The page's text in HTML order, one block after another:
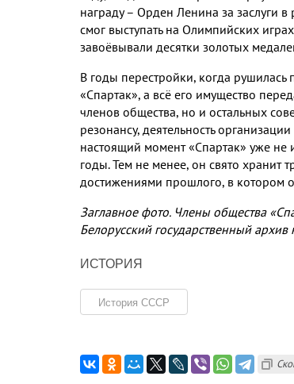
награду – Орден Ленина за заслуги
смог выступать на Олимпийских
завоёвывали десятки золотых
В годы перестройки, когда рушилась
«Спартак», а всё его имущество
членов общества, но и остальных
резонансу, деятельность
настоящий момент «Спартак» уже не
годы.Тем не менее, он свято хранит
достижениями прошлого, в котором
Заглавное фото. Члены общества
Белорусский государственный
ИСТОРИЯ
История СССР